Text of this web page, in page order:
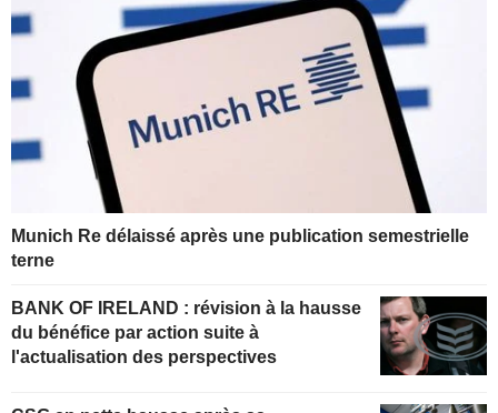
Munich Re délaissé après une publication semestrielle
terne
BANK OF IRELAND : révision à la hausse
du bénéfice par action suite à
l'actualisation des perspectives